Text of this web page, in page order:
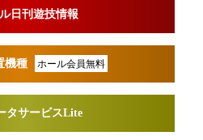
日刊遊技情報
機種 ホール会員無料
タサービスLite